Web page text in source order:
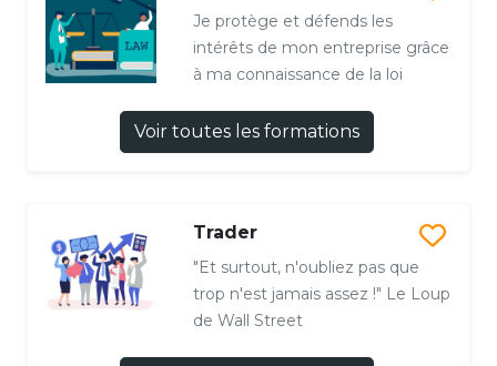
Je protège et défends les
intérêts de mon entreprise grâce
à ma connaissance de la loi
Voir toutes les formations
Trader
"Et surtout, n'oubliez pas que
trop n'est jamais assez !" Le Loup
de Wall Street